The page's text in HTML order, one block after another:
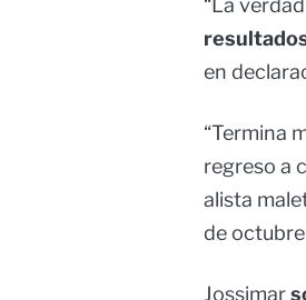
“La
en
“Termina
regreso a
alista
de
Jossimar